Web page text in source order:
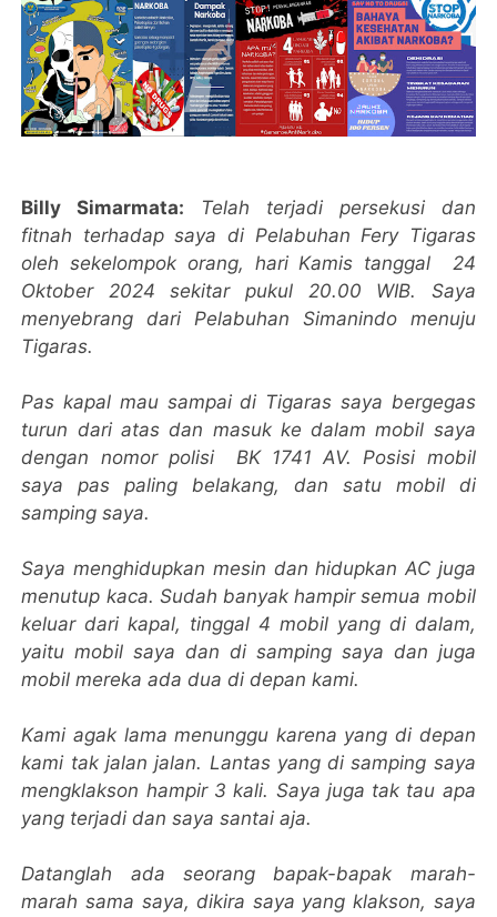
Billy Simarmata:
Telah terjadi persekusi dan
fitnah terhadap saya di Pelabuhan Fery Tigaras
oleh sekelompok orang, hari Kamis tanggal 24
Oktober 2024 sekitar pukul 20.00 WIB. Saya
menyebrang dari Pelabuhan Simanindo menuju
Tigaras.
Pas kapal mau sampai di Tigaras saya bergegas
turun dari atas dan masuk ke dalam mobil saya
dengan nomor polisi BK 1741 AV. Posisi mobil
saya pas paling belakang, dan satu mobil di
samping saya.
Saya menghidupkan mesin dan hidupkan AC juga
menutup kaca. Sudah banyak hampir semua mobil
keluar dari kapal, tinggal 4 mobil yang di dalam,
yaitu mobil saya dan di samping saya dan juga
mobil mereka ada dua di depan kami.
Kami agak lama menunggu karena yang di depan
kami tak jalan jalan. Lantas yang di samping saya
mengklakson hampir 3 kali. Saya juga tak tau apa
yang terjadi dan saya santai aja.
Datanglah ada seorang bapak-bapak marah-
marah sama saya, dikira saya yang klakson, saya